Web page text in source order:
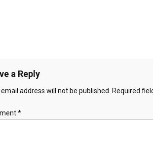
a Reply
address will not be published. Required
*